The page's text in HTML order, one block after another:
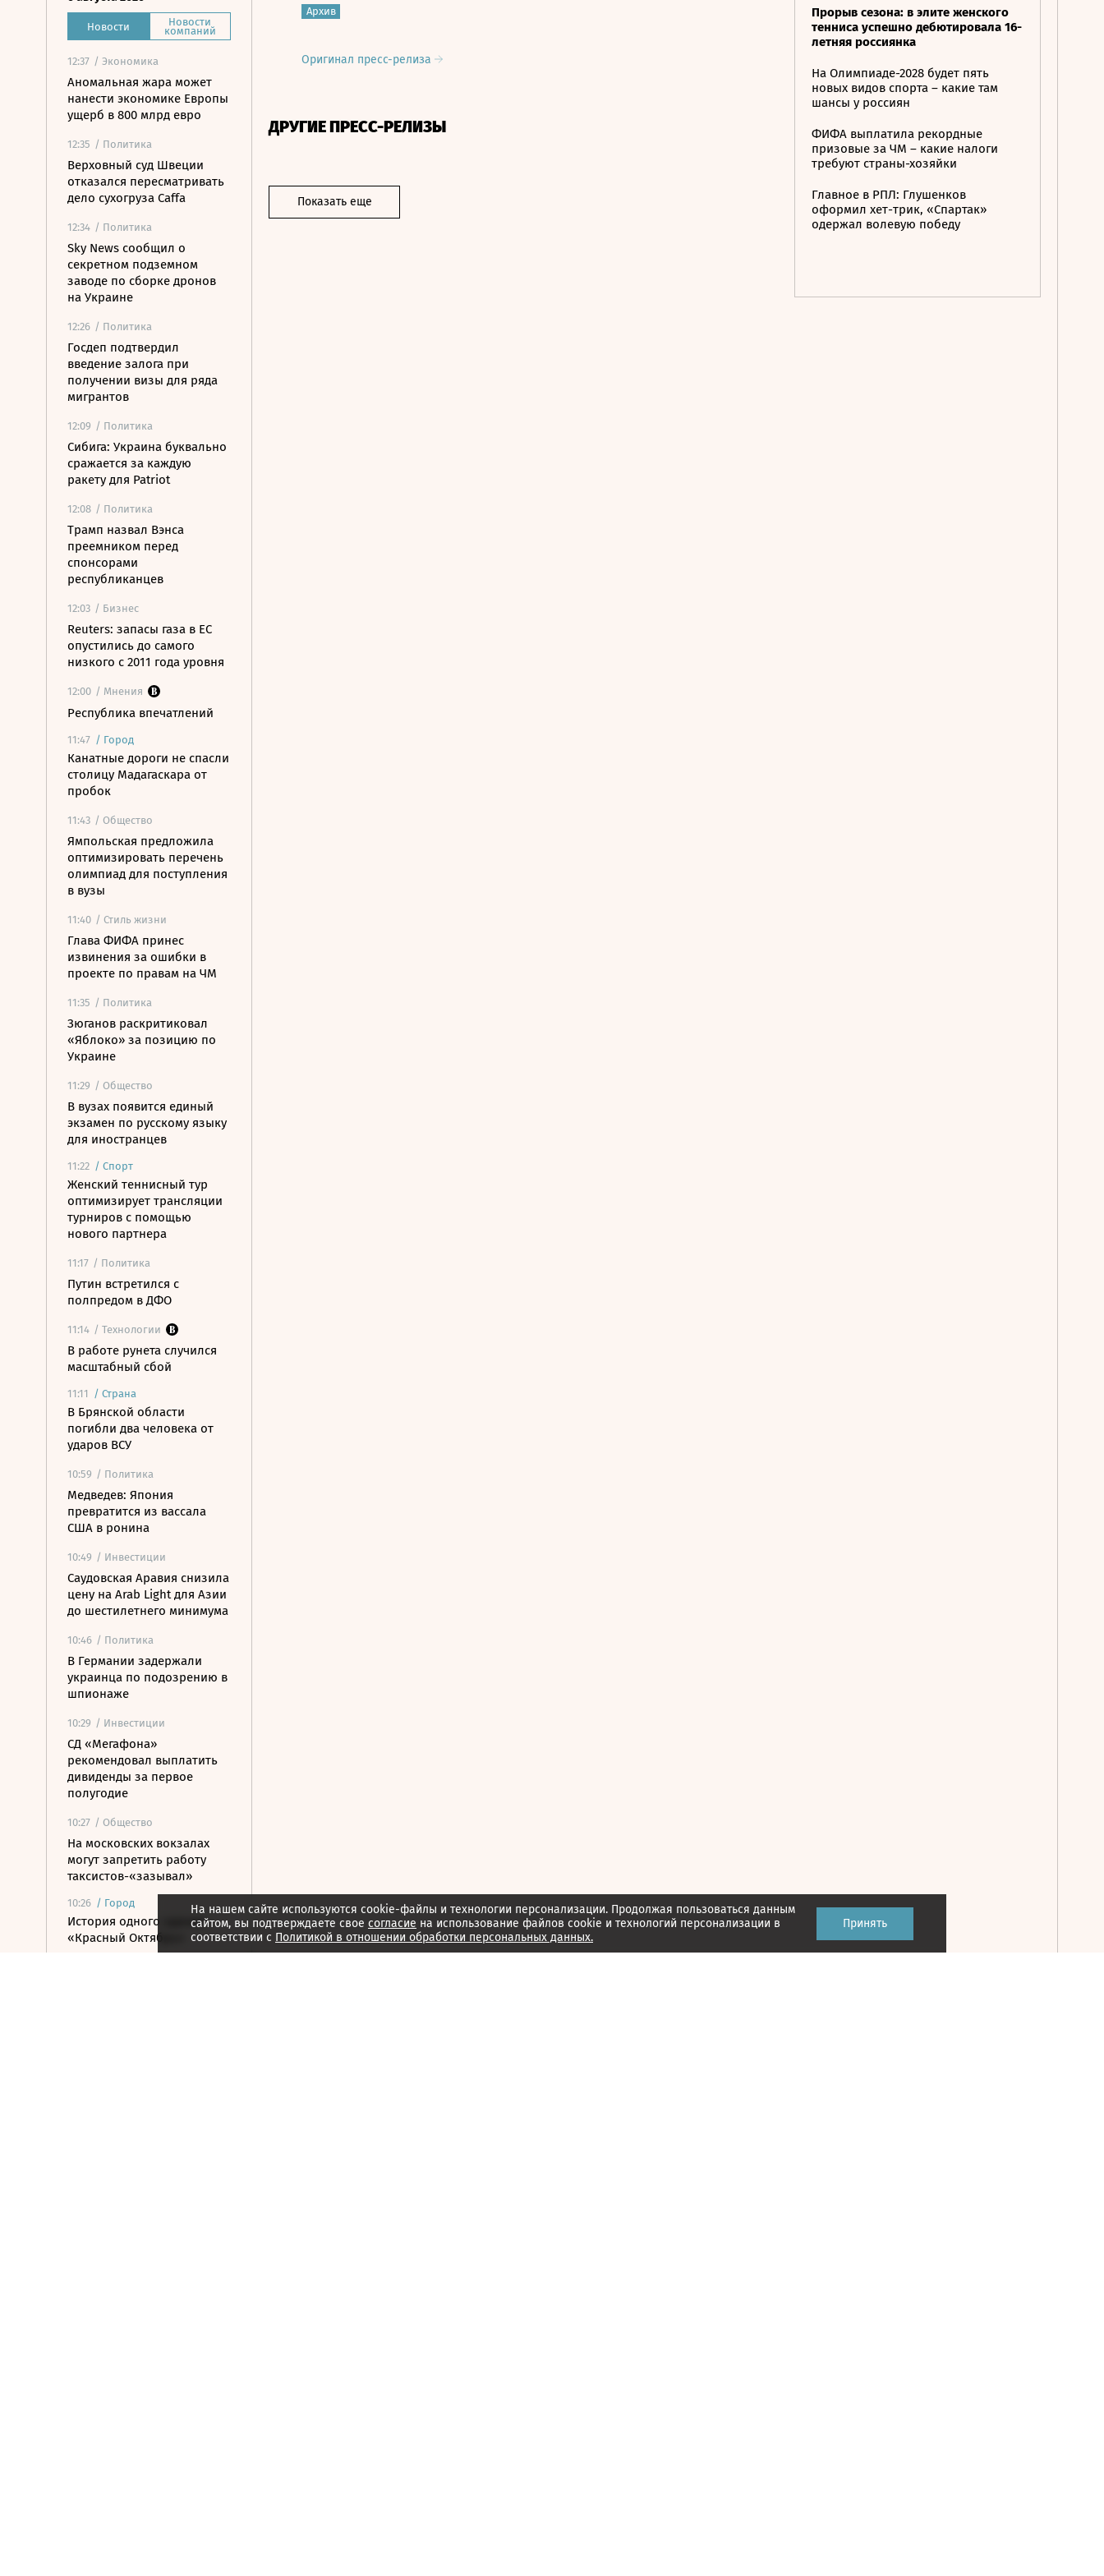
Новости Новости
компаний
12:37 / Экономика
Аномальная жара может
нанести экономике Европы
ущерб в 800 млрд евро
12:35 / Политика
Верховный суд Швеции
отказался пересматривать
дело сухогруза Caffa
12:34 / Политика
Sky News сообщил о
секретном подземном
заводе по сборке дронов
на Украине
12:26 / Политика
Госдеп подтвердил
введение залога при
получении визы для ряда
мигрантов
12:09 / Политика
Сибига: Украина буквально
сражается за каждую
ракету для Patriot
12:08 / Политика
Трамп назвал Вэнса
преемником перед
спонсорами
республиканцев
12:03 / Бизнес
Reuters: запасы газа в ЕС
опустились до самого
низкого с 2011 года уровня
12:00 / Мнения
Республика впечатлений
11:47 / Город
Канатные дороги не спасли
столицу Мадагаскара от
пробок
11:43 / Общество
Ямпольская предложила
оптимизировать перечень
олимпиад для поступления
в вузы
11:40 / Стиль жизни
Глава ФИФА принес
извинения за ошибки в
проекте по правам на ЧМ
11:35 / Политика
Зюганов раскритиковал
«Яблоко» за позицию по
Украине
11:29 / Общество
В вузах появится единый
экзамен по русскому языку
для иностранцев
11:22 / Спорт
Женский теннисный тур
оптимизирует трансляции
турниров с помощью
нового партнера
11:17 / Политика
Путин встретился с
полпредом в ДФО
11:14 / Технологии
В работе рунета случился
масштабный сбой
11:11 / Страна
В Брянской области
погибли два человека от
ударов ВСУ
10:59 / Политика
Медведев: Япония
превратится из вассала
США в ронина
10:49 / Инвестиции
Саудовская Аравия снизила
цену на Arab Light для Азии
до шестилетнего минимума
10:46 / Политика
В Германии задержали
украинца по подозрению в
шпионаже
10:29 / Инвестиции
СД «Мегафона»
рекомендовал выплатить
дивиденды за первое
полугодие
10:27 / Общество
На московских вокзалах
могут запретить работу
таксистов-«зазывал»
10:26 / Город
История одного здания:
«Красный Октябрь»
Архив
Оригинал пресс-релиза
ДРУГИЕ ПРЕСС-РЕЛИЗЫ
Показать еще
Прорыв сезона: в элите женского
тенниса успешно дебютировала 16-
летняя россиянка
На Олимпиаде-2028 будет пять
новых видов спорта – какие там
шансы у россиян
ФИФА выплатила рекордные
призовые за ЧМ – какие налоги
требуют страны-хозяйки
Главное в РПЛ: Глушенков
оформил хет-трик, «Спартак»
одержал волевую победу
На нашем сайте используются cookie-файлы и технологии персонализации. Продолжая пользоваться данным
сайтом, вы подтверждаете свое согласие на использование файлов cookie и технологий персонализации в
соответствии с Политикой в отношении обработки персональных данных.
Принять